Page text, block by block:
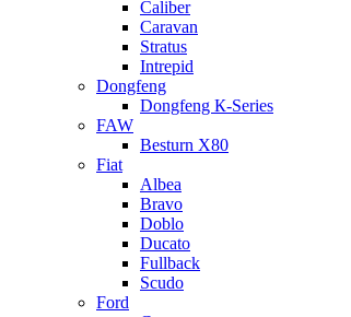
Caliber
Caravan
Stratus
Intrepid
Dongfeng
Dongfeng К-Series
FAW
Besturn Х80
Fiat
Albea
Bravo
Doblo
Ducato
Fullback
Scudo
Ford